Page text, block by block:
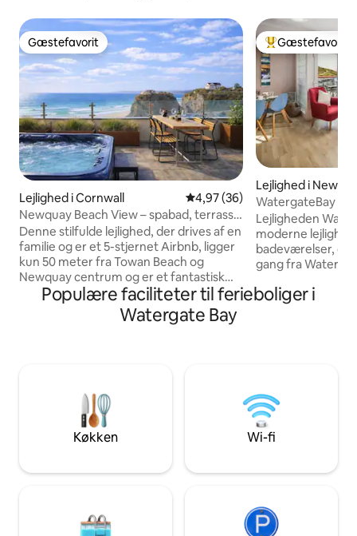
Gæstefavorit
Gæstefavorit
Lejlighed i Cornwall 4,97 ud af 5 i gennemsnitlig
4,97 (36)
Newquay Beach View – spabad, terrasse
og parkering
Denne stilfulde lejlighed, der drives af en
familie og er et 5-stjernet Airbnb, ligger
kun 50 meter fra Towan Beach og
Newquay centrum og er et fantastisk
udgangspunkt for dit ophold. Med et
luksuriøst spabad, 2 elegante
soveværelser, 2 moderne badeværelser
parkeringsplads inkluderet. Dette
feriested ved kysten er perfekt til par og
familier og byder på stil og afslapning få
øjeblikke fra Newquays strande,
Bedste
Gæstefavorit
Lejlighed i
WatergateBay
m fra stranden.
Lejligheden
moderne
badeværelser,
gang fra
med gyldent sand. Waves er berømt
surfing,
atmosfære. En
strandbutik.
caféer og en pub
Populære faciliteter til ferieboliger i
Watergate Bay
Køkken Wi-fi